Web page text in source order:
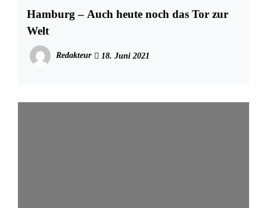
Hamburg – Auch heute noch das Tor zur
Welt
Redakteur 18. Juni 2021